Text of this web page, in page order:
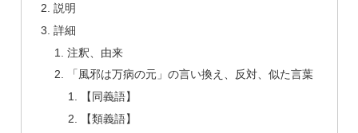
説明
詳細
注釈、由来
「風邪は万病の元」の言い換え、反対、似た言葉
【同義語】
【類義語】